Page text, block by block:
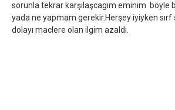
sorunla tekrar karşılaşcagım eminim böyle
yada ne yapmam gerekir.Herşey iyiyken
dolayı maclere olan ilgim azaldı.